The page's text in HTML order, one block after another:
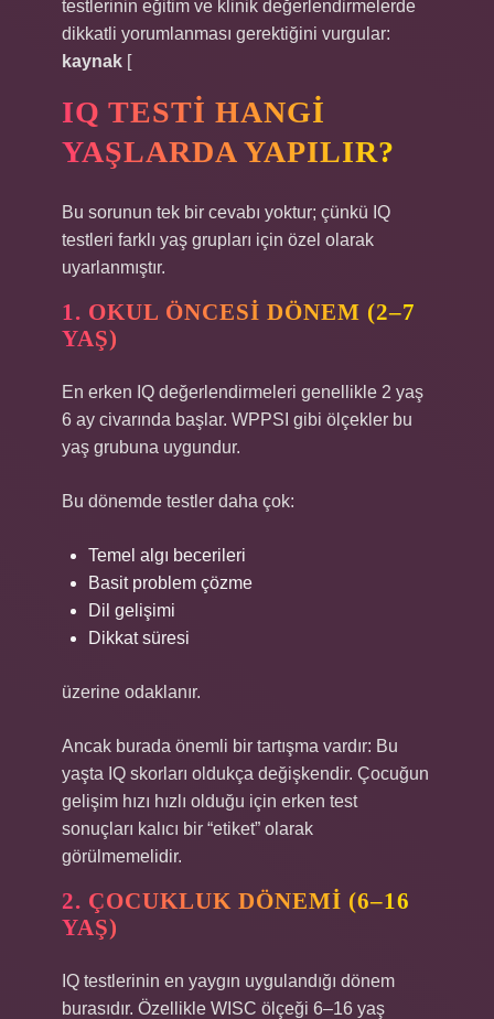
testlerinin eğitim ve klinik değerlendirmelerde
dikkatli yorumlanması gerektiğini vurgular:
kaynak [
IQ TESTI HANGI
YAŞLARDA YAPILIR?
Bu sorunun tek bir cevabı yoktur; çünkü IQ
testleri farklı yaş grupları için özel olarak
uyarlanmıştır.
1. OKUL ÖNCESI DÖNEM (2–7
YAŞ)
En erken IQ değerlendirmeleri genellikle 2 yaş
6 ay civarında başlar. WPPSI gibi ölçekler bu
yaş grubuna uygundur.
Bu dönemde testler daha çok:
Temel algı becerileri
Basit problem çözme
Dil gelişimi
Dikkat süresi
üzerine odaklanır.
Ancak burada önemli bir tartışma vardır: Bu
yaşta IQ skorları oldukça değişkendir. Çocuğun
gelişim hızı hızlı olduğu için erken test
sonuçları kalıcı bir “etiket” olarak
görülmemelidir.
2. ÇOCUKLUK DÖNEMI (6–16
YAŞ)
IQ testlerinin en yaygın uygulandığı dönem
burasıdır. Özellikle WISC ölçeği 6–16 yaş